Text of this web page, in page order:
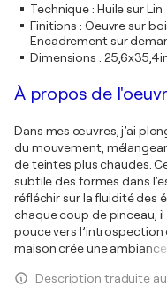
Technique: Huile sur Lin
Finitions : Oeuvre sur
Encadrement sur
Dimensions :
À propos de
Dans mes œuvres, j’ai
du mouvement,
de teintes plus chaudes.
subtile des formes dans
réfléchir sur la fluidité des
chaque coup de pinceau,
pouce vers l’introspection
maison crée une ambiance
Description traduite